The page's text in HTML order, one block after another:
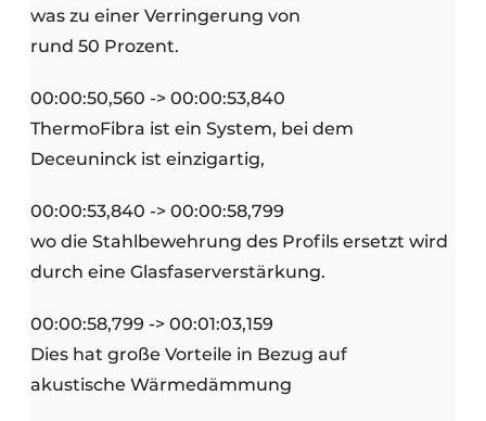
was zu einer Verringerung von
rund 50 Prozent.
00:00:50,560 -> 00:00:53,840
ThermoFibra ist ein System, bei dem
Deceuninck ist einzigartig,
00:00:53,840 -> 00:00:58,799
wo die Stahlbewehrung des Profils ersetzt wird
durch eine Glasfaserverstärkung.
00:00:58,799 -> 00:01:03,159
Dies hat große Vorteile in Bezug auf
akustische Wärmedämmung